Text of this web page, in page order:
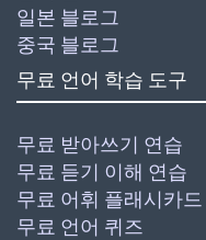
일본 블로그
중국 블로그
무료 언어 학습 도구
무료 받아쓰기 연습
무료 듣기 이해 연습
무료 어휘 플래시카드
무료 언어 퀴즈